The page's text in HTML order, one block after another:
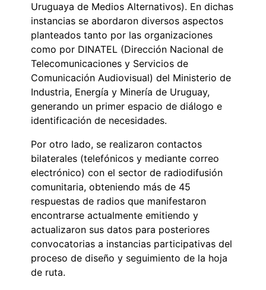
Uruguaya de Medios Alternativos). En dichas
instancias se abordaron diversos aspectos
planteados tanto por las organizaciones
como por DINATEL (Dirección Nacional de
Telecomunicaciones y Servicios de
Comunicación Audiovisual) del Ministerio de
Industria, Energía y Minería de Uruguay,
generando un primer espacio de diálogo e
identificación de necesidades.
Por otro lado, se realizaron contactos
bilaterales (telefónicos y mediante correo
electrónico) con el sector de radiodifusión
comunitaria, obteniendo más de 45
respuestas de radios que manifestaron
encontrarse actualmente emitiendo y
actualizaron sus datos para posteriores
convocatorias a instancias participativas del
proceso de diseño y seguimiento de la hoja
de ruta.